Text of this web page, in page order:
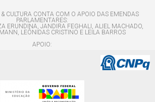
CULTURA CONTA COM O APOIO DAS EMENDAS
PARLAMENTARES:
ERUNDINA, JANDIRA FEGHALI, ALIEL MACHADO,
LEÔNIDAS CRISTINO E LEILA BARROS
APOIO: